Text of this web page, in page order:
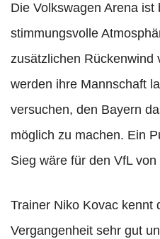
Die Volkswagen Arena ist
stimmungsvolle
zusätzlichen Rückenwind
werden ihre Mannschaft
versuchen, den Bayern
möglich zu machen. Ein
Sieg wäre für den VfL
Trainer Niko Kovac kennt
Vergangenheit sehr gut